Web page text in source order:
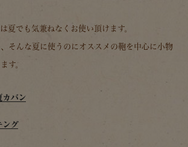
夏でも気兼ねなくお使い頂けます。
そんな夏に使うのにオススメの鞄を中心に小物
す。
カバン
ング